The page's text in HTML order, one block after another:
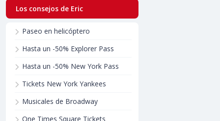
Los consejos de Eric
Paseo en helicóptero
Hasta un -50% Explorer Pass
Hasta un -50% New York Pass
Tickets New York Yankees
Musicales de Broadway
One Times Square Tickets